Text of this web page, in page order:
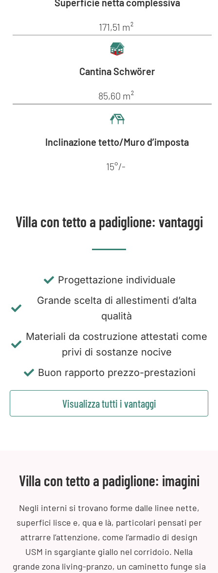
171,51 m²
Cantina Schwörer
85,60 m²
Inclinazione tetto/Muro d’imposta
15°/-
Villa con tetto a padiglione: vantaggi
Progettazione individuale
Grande scelta di allestimenti d’alta
qualità
Materiali da costruzione attestati come
privi di sostanze nocive
Buon rapporto prezzo-prestazioni
Visualizza tutti i vantaggi
Villa con tetto a padiglione: imagini
Negli interni si trovano forme dalle linee nette,
superfici lisce e, qua e là, particolari pensati per
attrarre l’attenzione, come l’armadio di design
USM in sgargiante giallo nel corridoio. Nella
grande zona living-pranzo, un caminetto funge sia